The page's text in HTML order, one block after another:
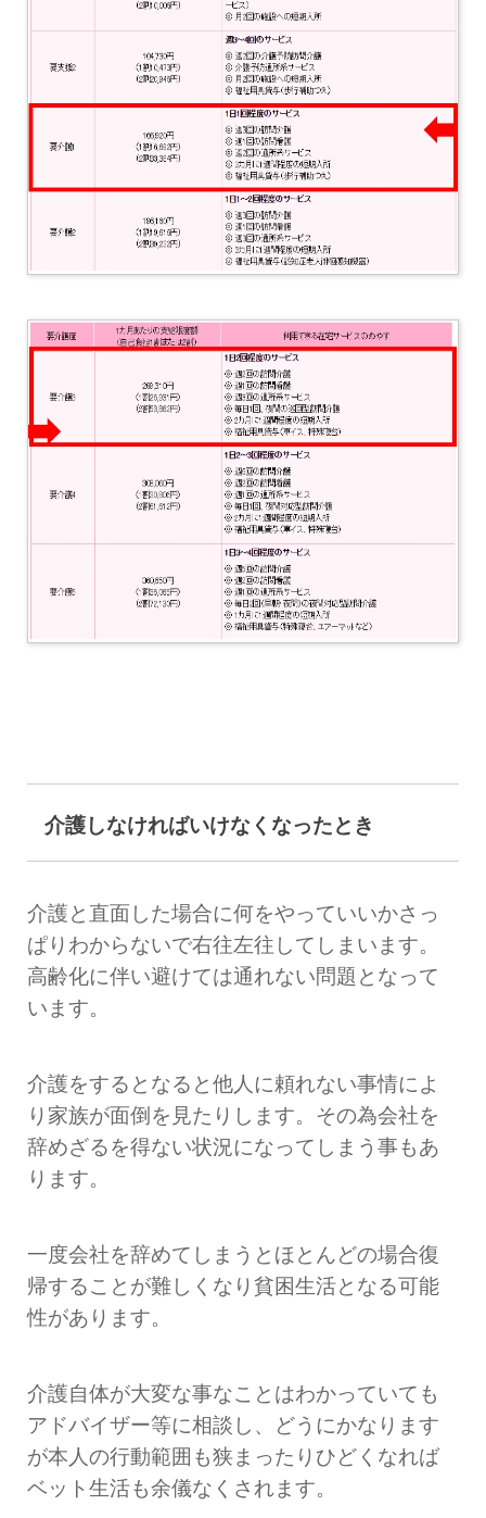
介護しなければいけなくなったとき
介護と直面した場合に何をやっていいかさっ
ぱりわからないで右往左往してしまいます。
高齢化に伴い避けては通れない問題となって
います。
介護をするとなると他人に頼れない事情によ
り家族が面倒を見たりします。その為会社を
辞めざるを得ない状況になってしまう事もあ
ります。
一度会社を辞めてしまうとほとんどの場合復
帰することが難しくなり貧困生活となる可能
性があります。
介護自体が大変な事なことはわかっていても
アドバイザー等に相談し、どうにかなります
が本人の行動範囲も狭まったりひどくなれば
ベット生活も余儀なくされます。